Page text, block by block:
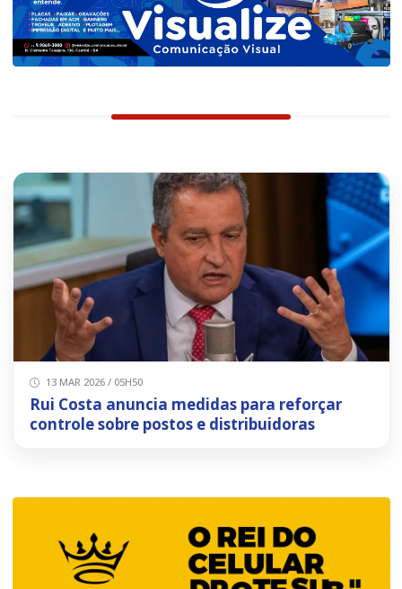
13 MAR 2026 / 05H50
Rui Costa anuncia medidas para reforçar
controle sobre postos e distribuidoras